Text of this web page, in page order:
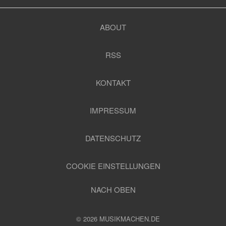
ABOUT
RSS
KONTAKT
IMPRESSUM
DATENSCHUTZ
COOKIE EINSTELLUNGEN
NACH OBEN
© 2026 MUSIKMACHEN.DE